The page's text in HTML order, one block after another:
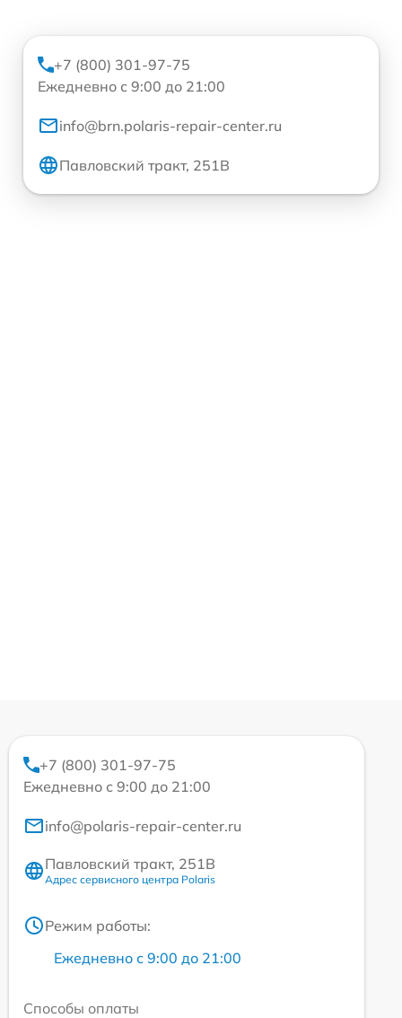
+7 (800) 301-97-75
Ежедневно с 9:00 до 21:00
info@brn.polaris-repair-center.ru
Павловский тракт, 251В
+7 (800) 301-97-75
Ежедневно с 9:00 до 21:00
info@polaris-repair-center.ru
Павловский тракт, 251В
Адрес сервисного центра Polaris
Режим работы:
Ежедневно с 9:00 до 21:00
Способы оплаты